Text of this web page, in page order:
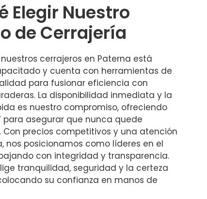
Elegir Nuestro
de Cerrajería
cerrajeros en Paterna está
y cuenta con herramientas de
para fusionar eficiencia con
La disponibilidad inmediata y la
es nuestro compromiso, ofreciendo
para asegurar que nunca quede
Con precios competitivos y una atención
nos posicionamos como líderes en el
con integridad y transparencia.
tranquilidad, seguridad y la certeza
su confianza en manos de